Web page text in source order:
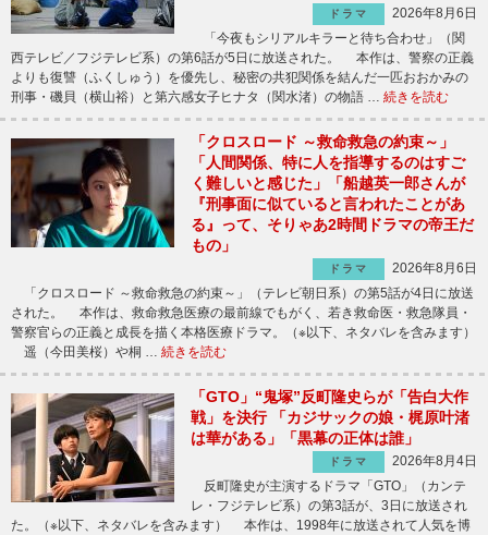
ドラマ
2026年8月6日
「今夜もシリアルキラーと待ち合わせ」（関
西テレビ／フジテレビ系）の第6話が5日に放送された。 本作は、警察の正義
よりも復讐（ふくしゅう）を優先し、秘密の共犯関係を結んだ一匹おおかみの
刑事・磯貝（横山裕）と第六感女子ヒナタ（関水渚）の物語 … 続きを読む
「クロスロード ～救命救急の約束～」
「人間関係、特に人を指導するのはすご
く難しいと感じた」「船越英一郎さんが
『刑事面に似ていると言われたことがあ
る』って、そりゃあ2時間ドラマの帝王だ
もの」
ドラマ
2026年8月6日
「クロスロード ～救命救急の約束～」（テレビ朝日系）の第5話が4日に放送
された。 本作は、救命救急医療の最前線でもがく、若き救命医・救急隊員・
警察官らの正義と成長を描く本格医療ドラマ。（※以下、ネタバレを含みます）
遥（今田美桜）や桐 … 続きを読む
「GTO」“鬼塚”反町隆史らが「告白大作
戦」を決行 「カジサックの娘・梶原叶渚
は華がある」「黒幕の正体は誰」
ドラマ
2026年8月4日
反町隆史が主演するドラマ「GTO」（カンテ
レ・フジテレビ系）の第3話が、3日に放送され
た。（※以下、ネタバレを含みます） 本作は、1998年に放送されて人気を博